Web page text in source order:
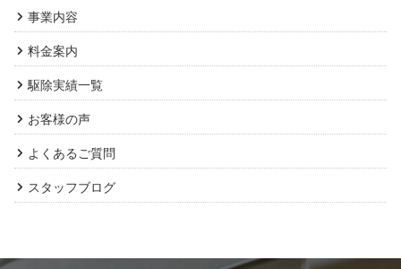
事業内容
料金案内
駆除実績一覧
お客様の声
よくあるご質問
スタッフブログ